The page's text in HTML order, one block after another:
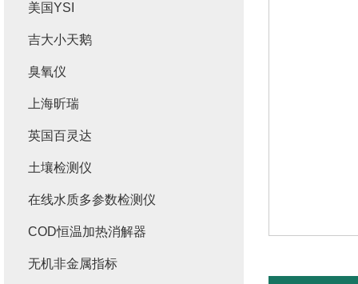
美国YSI
吉大小天鹅
臭氧仪
上海昕瑞
英国百灵达
土壤检测仪
在线水质多参数检测仪
COD恒温加热消解器
无机非金属指标